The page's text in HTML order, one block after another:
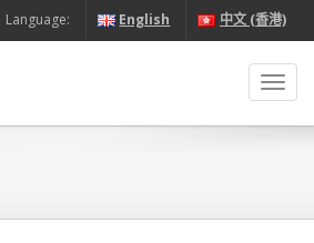
Language: English 中文 (香港)